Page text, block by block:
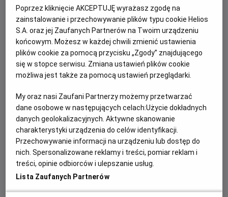
Każde miasto ma swojego Spider-Mana –
KONKURS!
Z okazji premiery filmu „Spider-Man: Całkiem nowy dzień”
chcemy udowodnić, że każdy z nas może zostać Spider-
Poprzez kliknięcie AKCEPTUJĘ wyrażasz zgodę na
zainstalowanie i przechowywanie plików typu cookie Helios
S.A. oraz jej Zaufanych Partnerów na Twoim urządzeniu
końcowym. Możesz w każdej chwili zmienić ustawienia
plików cookie za pomocą przycisku „Zgody” znajdującego
się w stopce serwisu. Zmiana ustawień plików cookie
możliwa jest także za pomocą ustawień przeglądarki.
My oraz nasi Zaufani Partnerzy możemy przetwarzać
dane osobowe w następujących celach:Użycie dokładnych
danych geolokalizacyjnych. Aktywne skanowanie
charakterystyki urządzenia do celów identyfikacji.
Przechowywanie informacji na urządzeniu lub dostęp do
nich. Spersonalizowane reklamy i treści, pomiar reklam i
treści, opinie odbiorców i ulepszanie usług.
Lista Zaufanych Partnerów